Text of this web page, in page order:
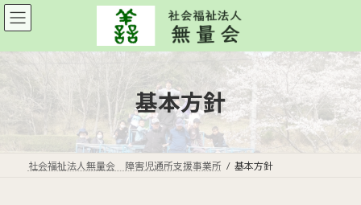
コ
ン
ン
ナ
ビ
ー
基本方針
社会福祉法人無量会 障害児通所支援事業所 基本方針